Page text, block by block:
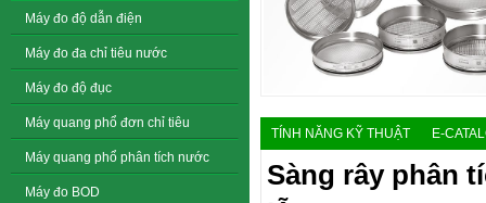
Máy đo độ dẫn điện
Máy đo đa chỉ tiêu nước
Máy đo độ đục
Máy quang phổ đơn chỉ tiêu
Máy quang phổ phân tích nước
Máy đo BOD
TÍNH NĂNG KỸ THUẬT E-
Sàng rây phân